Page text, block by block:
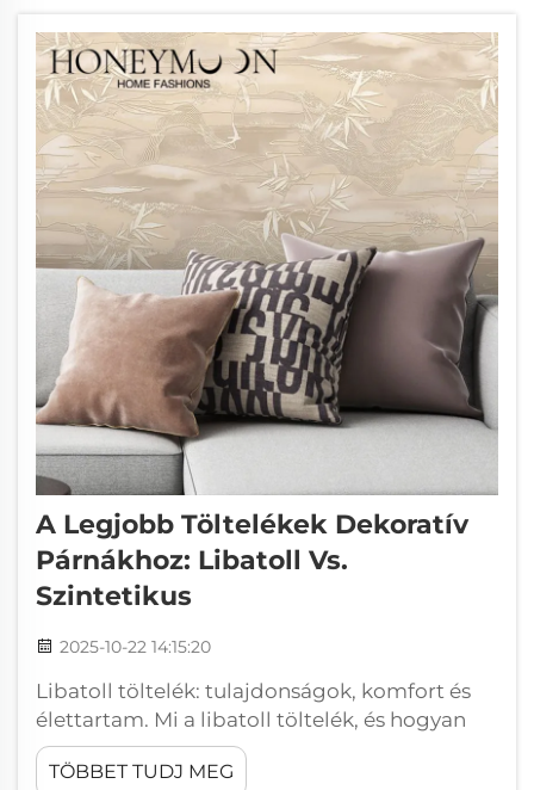
kifolyásoktól és makacs foltoktól óvnak meg...
A Legjobb Töltelékek Dekoratív
Párnákhoz: Libatoll Vs.
Szintetikus
2025-10-22 14:15:20
Libatoll töltelék: tulajdonságok, komfort és
élettartam. Mi a libatoll töltelék, és hogyan
kerül beszerzésre? A tolltölteléknek nevezett
anyag azokból a puha, laza tollakból
TÖBBET TUDJ MEG